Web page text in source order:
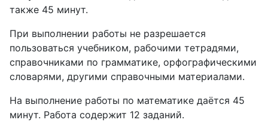
также 45 минут.
При выполнении работы не разрешается
пользоваться учебником, рабочими тетрадями,
справочниками по грамматике, орфографическими
словарями, другими справочными материалами.
На выполнение работы по математике даётся 45
минут. Работа содержит 12 заданий.